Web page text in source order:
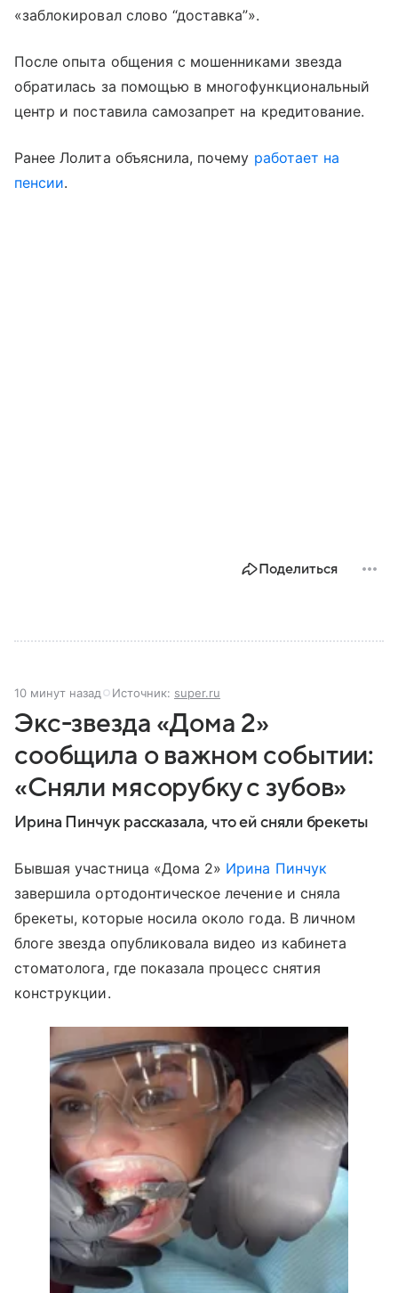
«заблокировал слово “доставка”».
После опыта общения с мошенниками звезда
обратилась за помощью в многофункциональный
центр и поставила самозапрет на кредитование.
Ранее Лолита объяснила, почему работает на
пенсии.
Поделиться
10 минут назад Источник: super.ru
Экс-звезда «Дома 2»
сообщила о важном событии:
«Сняли мясорубку с зубов»
Ирина Пинчук рассказала, что ей сняли брекеты
Бывшая участница «Дома 2» Ирина Пинчук
завершила ортодонтическое лечение и сняла
брекеты, которые носила около года. В личном
блоге звезда опубликовала видео из кабинета
стоматолога, где показала процесс снятия
конструкции.